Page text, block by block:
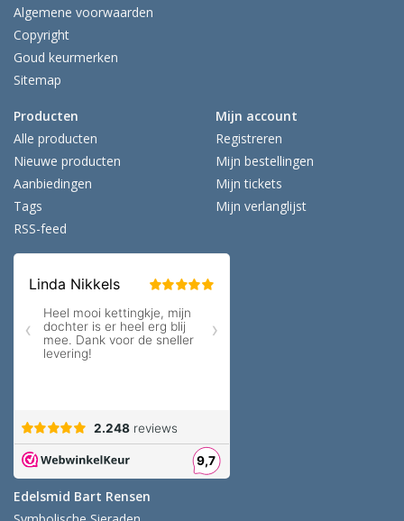
Algemene voorwaarden
Copyright
Goud keurmerken
Sitemap
Producten
Alle producten
Nieuwe producten
Aanbiedingen
Tags
RSS-feed
Mijn account
Registreren
Mijn bestellingen
Mijn tickets
Mijn verlanglijst
Edelsmid Bart Rensen